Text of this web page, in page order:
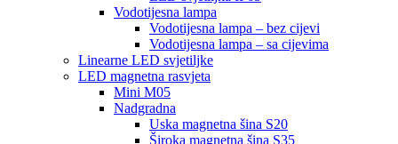
Vodotijesna lampa
Vodotijesna lampa – bez cijevi
Vodotijesna lampa – sa cijevima
Linearne LED svjetiljke
LED magnetna rasvjeta
Mini M05
Nadgradna
Uska magnetna šina S20
Široka magnetna šina S35